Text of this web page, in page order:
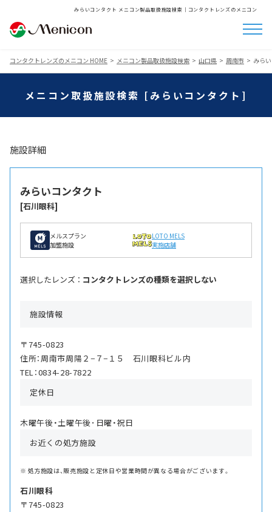
みらいコンタクト メニコン製品取扱施設検索│コンタクトレンズのメニコン
コンタクトレンズのメニコン HOME メニコン製品取扱施設検索 山口県 周南市 みら
メニコン取扱施設検索 [みらいコンタクト]
施設詳細
みらいコンタクト
[石川眼科]
メルスプラン
加盟施設
LOTO MELS
実施店舗
選択したレンズ ： コンタクトレンズの種類を選択しない
施設情報
〒745-0823
住所：周南市周陽２−７−１５ 石川眼科ビル内
TEL：0834-28-7822
定休日
木曜午後・土曜午後･日曜・祝日
お近くの処方施設
処方施設は、販売施設と定休日や営業時間が異なる場合がございます。
石川眼科
〒745-0823